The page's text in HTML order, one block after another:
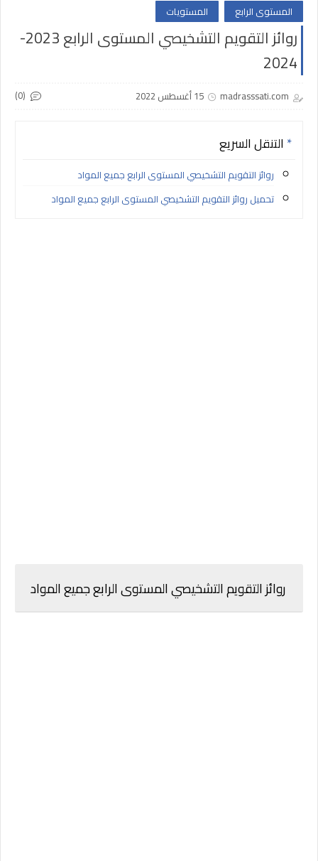
المستوى الرابع المستويات
روائز التقويم التشخيصي المستوى الرابع 2023-
2024
madrasssati.com 15 أغسطس 2022 (0)
التنقل السريع
روائز التقويم التشخيصي المستوى الرابع جميع المواد
تحميل روائز التقويم التشخيصي المستوى الرابع جميع المواد
روائز التقويم التشخيصي المستوى الرابع جميع المواد